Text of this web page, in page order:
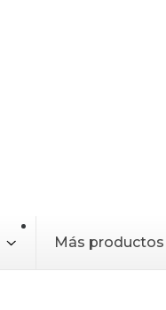
Más productos